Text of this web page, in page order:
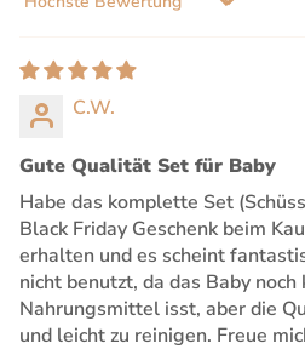
Sort by
C.W.
Gute Qualität Set für Baby
Habe das komplette Set
Black Friday Geschenk beim
erhalten und es scheint
nicht benutzt, da das Baby
Nahrungsmittel isst, aber die
und leicht zu reinigen. Freue